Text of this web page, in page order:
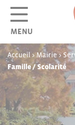
MENU
Accueil >Mairie>
Famille / Scolarité
Panneau de gestion